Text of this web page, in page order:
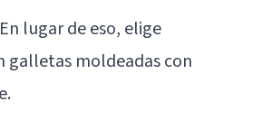
lugar de eso, elige
galletas moldeadas con